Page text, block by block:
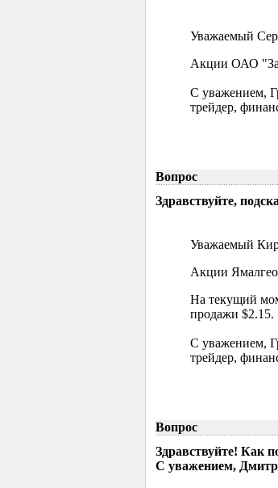
Уважаемый
Акции ОАО
С уважением,
трейдер,
Вопрос
Здравствуйте,
Уважаемый
Акции
На текущий
продажи $2.15.
С уважением,
трейдер,
Вопрос
Здравствуйте! Как
С уважением,